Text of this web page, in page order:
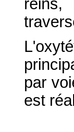
reins,
par
est